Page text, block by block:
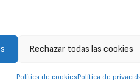
Rechazar todas las cookies
Política de cookiesPolítica de